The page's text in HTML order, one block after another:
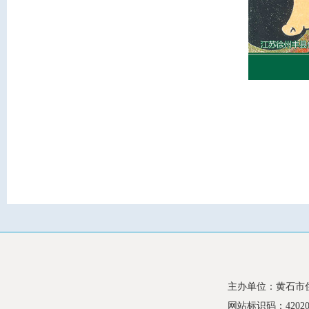
主办单位：黄石市
网站标识码：